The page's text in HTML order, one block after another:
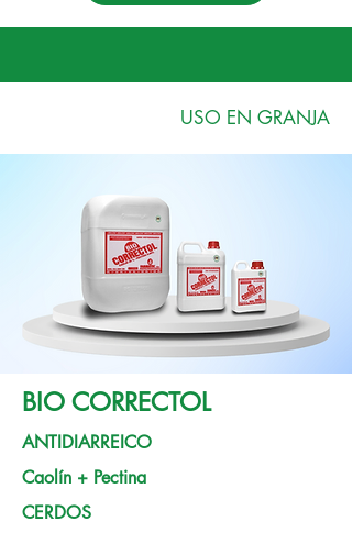
USO EN GRANJA
BIO CORRECTOL
ANTIDIARREICO
Caolín + Pectina
CERDOS